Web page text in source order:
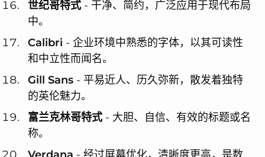
世纪哥特式- 干净、简约，广泛应用于现代布局
中。
Calibri - 企业环境中熟悉的字体，以其可读性
和中立性而闻名。
Gill Sans - 平易近人、历久弥新，散发着独特
的英伦魅力。
富兰克林哥特式- 大胆、自信、有效的标题或名
称。